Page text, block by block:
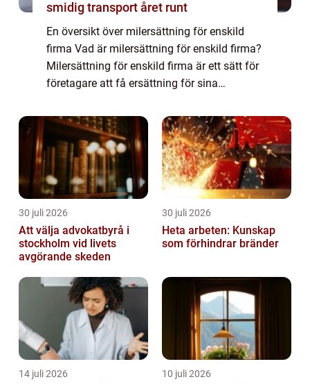
smidig transport året runt
En översikt över milersättning för enskild
firma Vad är milersättning för enskild firma?
Milersättning för enskild firma är ett sätt för
företagare att få ersättning för sina
användning av eget fordon i före...
30 juli 2026
Att välja advokatbyrå i
stockholm vid livets
avgörande skeden
30 juli 2026
Heta arbeten: Kunskap
som förhindrar bränder
14 juli 2026 10 juli 2026